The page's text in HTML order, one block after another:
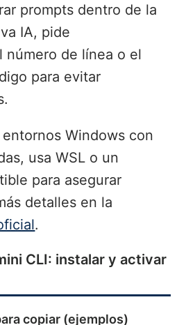
prompts dentro de la
IA, pide
número de línea o el
para evitar
entornos Windows con
usa WSL o un
para asegurar
detalles en la
.
CLI: instalar y activar
copiar (ejemplos)